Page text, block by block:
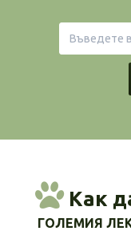
Как
ГОЛЕМИЯ